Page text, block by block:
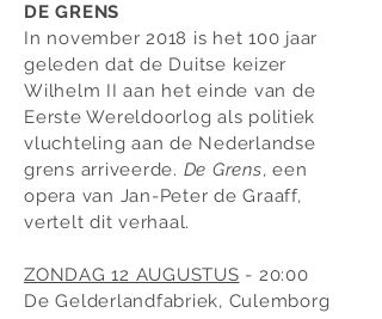
DE GRENS
In november 2018 is het 100 jaar
geleden dat de Duitse keizer
Wilhelm II aan het einde van de
Eerste Wereldoorlog als politiek
vluchteling aan de Nederlandse
grens arriveerde. De Grens, een
opera van Jan-Peter de Graaff,
vertelt dit verhaal.
ZONDAG 12 AUGUSTUS - 20:00
De Gelderlandfabriek, Culemborg